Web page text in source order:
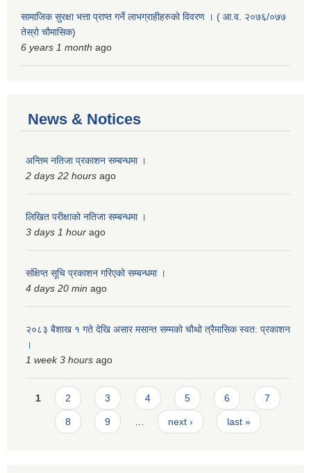
सामाजिक सुरक्षा भत्ता प्राप्त गर्ने लाभग्राहीहरुको विवरण । ( आ.व. २०७६/०७७
तेस्रो चौमासिक)
6 years 1 month ago
News & Notices
अन्तिम नतिजा प्रकाशन सम्बन्धमा ।
2 days 22 hours ago
लिखित परीक्षाको नतिजा सम्बन्धमा ।
3 days 1 hour ago
संक्षिप्त सूचि प्रकाशन गरिएको सम्बन्धमा ।
4 days 20 min ago
२०८३ बैशाख १ गते देखि असार मसान्त सम्मको चौथो त्रैमासिक स्वत: प्रकाशन
।
1 week 3 hours ago
Pages
1 2 3 4 5 6 7
8 9 next › last »